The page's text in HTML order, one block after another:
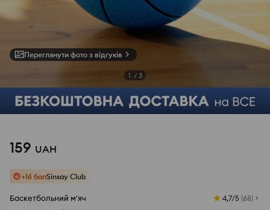
Переглянути фото з відгуків
1 / 3
159 UAH
+16 балSinsay Club
Баскетбольний м'яч 4,7/5 (68)